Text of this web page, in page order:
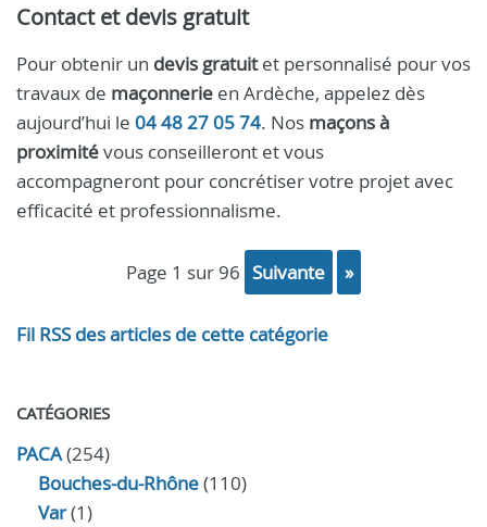
Contact et devis gratuit
Pour obtenir un devis gratuitet personnalisé pour vos
travaux de maçonnerie en Ardèche, appelez dès
aujourd’hui le 04 48 27 05 74. Nos maçons à
proximitévous conseilleront et vous
accompagneront pour concrétiser votre projet avec
efficacité et professionnalisme.
page 1 sur 96 suivante »
Fil RSS des articles de cette catégorie
CATÉGORIES
PACA(254)
Bouches-du-Rhône(110)
Var(1)